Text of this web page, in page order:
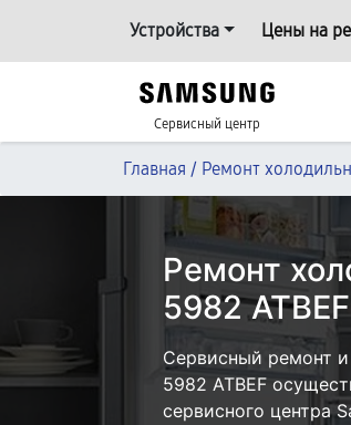
Устройства Цены на
Сервисный центр
Главная / Ремонт
Ремонт
5982
Сервисный ремонт и
5982 ATBEF
сервисного центра